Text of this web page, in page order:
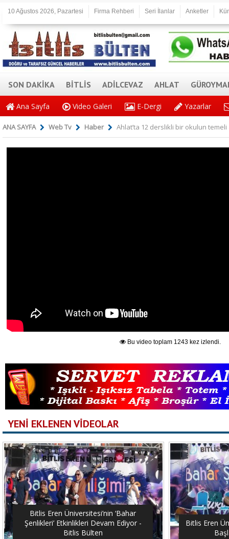
10 Ağustos 2026, Pazartesi Firma Rehberi Seri İlanlar Anketler
SON DAKİKA BİTLİS ADİLCEVAZ AHLAT
Ana Sayfa Video Galeri E-Dergi Yazarlar
ANA SAYFA Web Tv Haber Ahlat’ta 12 derslikli bir okulun temeli
Bu video toplam 1243 kez izlendi.
YENİ EKLENEN VİDEOLAR
Bitlis Eren Üniversitesi’nin ‘Bahar
Şenlikleri’ Etkinlikleri Devam Ediyor -
Bitlis Bülten
Bitlis Eren